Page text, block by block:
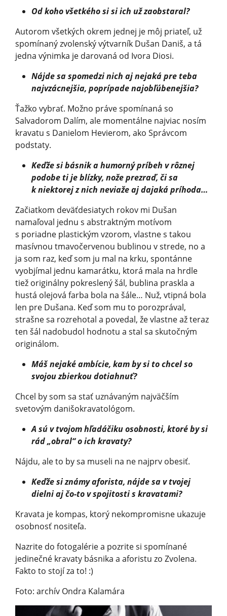
Od koho všetkého si si ich už zaobstaral?
Autorom všetkých okrem jednej je môj priateľ, už
spomínaný zvolenský výtvarník Dušan Daniš, a tá
jedna výnimka je darovaná od Ivora Diosi.
Nájde sa spomedzi nich aj nejaká pre teba
najvzácnejšia, poprípade najobľúbenejšia?
Ťažko vybrať. Možno práve spomínaná so
Salvadorom Dalím, ale momentálne najviac nosím
kravatu s Danielom Hevierom, ako Správcom
podstaty.
Keďže si básnik a humorný príbeh v rôznej
podobe ti je blízky, nože prezraď, či sa
k niektorej z nich neviaže aj dajaká príhoda…
Začiatkom deväťdesiatych rokov mi Dušan
namaľoval jednu s abstraktným motívom
s poriadne plastickým vzorom, vlastne s takou
masívnou tmavočervenou bublinou v strede, no a
ja som raz, keď som ju mal na krku, spontánne
vyobjímal jednu kamarátku, ktorá mala na hrdle
tiež originálny pokreslený šál, bublina praskla a
hustá olejová farba bola na šále… Nuž, vtipná bola
len pre Dušana. Keď som mu to porozprával,
strašne sa rozrehotal a povedal, že vlastne až teraz
ten šál nadobudol hodnotu a stal sa skutočným
originálom.
Máš nejaké ambície, kam by si to chcel so
svojou zbierkou dotiahnuť?
Chcel by som sa stať uznávaným najväčším
svetovým danišokravatológom.
A sú v tvojom hľadáčiku osobnosti, ktoré by si
rád „obral“ o ich kravaty?
Nájdu, ale to by sa museli na ne najprv obesiť.
Keďže si známy aforista, nájde sa v tvojej
dielni aj čo-to v spojitosti s kravatami?
Kravata je kompas, ktorý nekompromisne ukazuje
osobnosť nositeľa.
Nazrite do fotogalérie a pozrite si spomínané
jedinečné kravaty básnika a aforistu zo Zvolena.
Fakto to stojí za to! :)
Foto: archív Ondra Kalamára